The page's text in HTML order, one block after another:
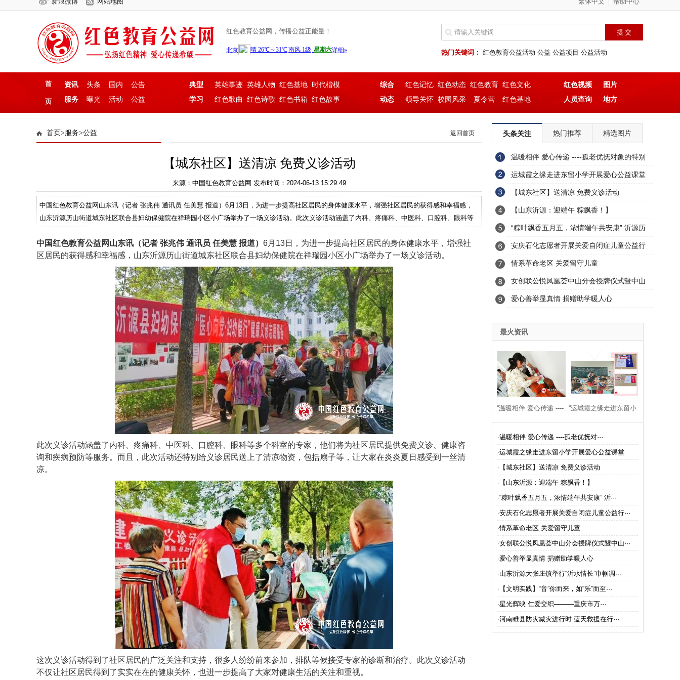
红色教育公益网，传播公益正能量！
热门关键词： 红色教育公益活动 公益 公益项目 公益活动
首
页
资讯 头条 国内
公告
服务
曝光 活动 公益
典型 英雄事迹 英雄人物 红色基地 时代楷模
学习
红色歌曲 红色诗歌 红色书箱 红色故事
综合 红色记忆 红色动态 红色教育 红色文化
动态
领导关怀 校园风采 夏令营 红色基地
红色视频
图片
人员查询
地方
首页>服务>公益 返回首页
【城东社区】送清凉 免费义诊活动
来源：中国红色教育公益网 发布时间：2024-06-13 15:29:49
中国红色教育公益网山东讯（记者 张兆伟 通讯员 任美慧 报道）6月13日，为进一步提高社区居民的身体健康水平，增强社区居民的获得感和幸福感，
山东沂源历山街道城东社区联合县妇幼保健院在祥瑞园小区小广场举办了一场义诊活动。此次义诊活动涵盖了内科、疼痛科、中医科、口腔科、眼科等
中国红色教育公益网山东讯（记者 张兆伟 通讯员 任美慧 报道） 6月13日，为进一步提高社区居民的身体健康水平，增强社
区居民的获得感和幸福感，山东沂源历山街道城东社区联合县妇幼保健院在祥瑞园小区小广场举办了一场义诊活动。
此次义诊活动涵盖了内科、疼痛科、中医科、口腔科、眼科等多个科室的专家，他们将为社区居民提供免费义诊、健康咨
询和疾病预防等服务。而且，此次活动还特别给义诊居民送上了清凉物资，包括扇子等，让大家在炎炎夏日感受到一丝清
凉。
这次义诊活动得到了社区居民的广泛关注和支持，很多人纷纷前来参加，排队等候接受专家的诊断和治疗。此次义诊活动
不仅让社区居民得到了实实在在的健康关怀，也进一步提高了大家对健康生活的关注和重视。
头条关注 热门推荐 精选图片
温暖相伴 爱心传递 ----孤老优抚对象的特别
生日
运城霞之缘走进东留小学开展爱心公益课堂
【城东社区】送清凉 免费义诊活动
【山东沂源：迎端午 粽飘香！】
“粽叶飘香五月五，浓情端午共安康” 沂源历
山街道开展端午节系列活动
安庆石化志愿者开展关爱自闭症儿童公益行
动
情系革命老区 关爱留守儿童
女创联公悦凤凰荟中山分会授牌仪式暨中山
市公悦慈善公益平台公测发布会将于5月26
爱心善举显真情 捐赠助学暖人心
最火资讯
“温暖相伴 爱心传递 ----
日”
“运城霞之缘走进东留小
·温暖相伴 爱心传递 ----孤老优抚对···
·运城霞之缘走进东留小学开展爱心公益课堂
· 【城东社区】送清凉 免费义诊活动
· 【山东沂源：迎端午 粽飘香！】
·“粽叶飘香五月五，浓情端午共安康” 沂···
·安庆石化志愿者开展关爱自闭症儿童公益行···
·情系革命老区 关爱留守儿童
·女创联公悦凤凰荟中山分会授牌仪式暨中山···
·爱心善举显真情 捐赠助学暖人心
·山东沂源大张庄镇举行“沂水情长”巾帼调···
· 【文明实践】“音”你而来，如“乐”而至···
·星光辉映 仁爱交织———重庆市万···
·河南睢县防灾减灾进行时 蓝天救援在行···